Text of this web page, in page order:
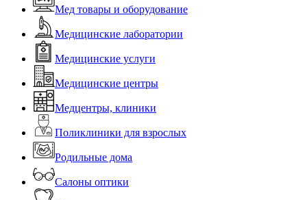
Мед товары и оборудование
Медицинские лаборатории
Медицинские услуги
Медицинские центры
Медцентры, клиники
Поликлиники для взрослых
Родильные дома
Салоны оптики